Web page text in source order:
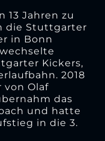
13 Jahren zu
die Stuttgarter
in Bonn
Kickers,
2018
von Olaf
das
und hatte
in die 3.